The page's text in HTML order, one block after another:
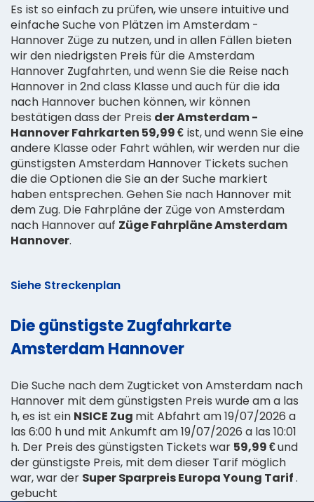
Es ist so einfach zu prüfen, wie unsere intuitive und
einfache Suche von Plätzen im Amsterdam -
Hannover Züge zu nutzen, und in allen Fällen bieten
wir den niedrigsten Preis für die Amsterdam
Hannover Zugfahrten, und wenn Sie die Reise nach
Hannover in 2nd class Klasse und auch für die ida
nach Hannover buchen können, wir können
bestätigen dass der Preis der Amsterdam -
Hannover Fahrkarten 59,99 € ist, und wenn Sie eine
andere Klasse oder Fahrt wählen, wir werden nur die
günstigsten Amsterdam Hannover Tickets suchen
die die Optionen die Sie an der Suche markiert
haben entsprechen. Gehen Sie nach Hannover mit
dem Zug. Die Fahrpläne der Züge von Amsterdam
nach Hannover auf Züge Fahrpläne Amsterdam
Hannover.
Siehe Streckenplan
Die günstigste Zugfahrkarte
Amsterdam Hannover
Die Suche nach dem Zugticket von Amsterdam nach
Hannover mit dem günstigsten Preis wurde am a las
h, es ist ein NSICE Zug mit Abfahrt am 19/07/2026 a
las 6:00 h und mit Ankumft am 19/07/2026 a las 10:01
h. Der Preis des günstigsten Tickets war 59,99 €und
der günstigste Preis, mit dem dieser Tarif möglich
war, war der Super Sparpreis Europa Young Tarif.
gebucht